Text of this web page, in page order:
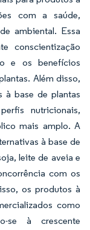
com a saúde,
ambiental. Essa
conscientização
e os benefícios
Além disso,
à base de plantas
nutricionais,
mais amplo. A
à base de
leite de aveia e
com os
os produtos à
como
se à crescente